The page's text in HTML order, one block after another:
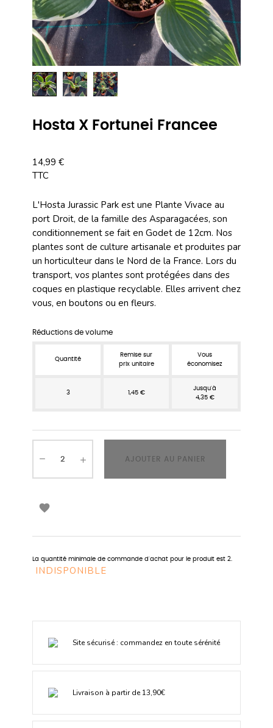
Hosta X Fortunei Francee
14,99 €
TTC
L'Hosta Jurassic Park est une Plante Vivace au
port Droit, de la famille des Asparagacées, son
conditionnement se fait en Godet de 12cm. Nos
plantes sont de culture artisanale et produites par
un horticulteur dans le Nord de la France. Lors du
transport, vos plantes sont protégées dans des
coques en plastique recyclable. Elles arrivent chez
vous, en boutons ou en fleurs.
Réductions de volume
Quantité
Remise sur
prix unitaire
Vous
économisez
3 1,45 €
Jusqu'à
4,35 €
AJOUTER AU PANIER

La quantité minimale de commande d'achat pour le produit est 2.
INDISPONIBLE
Site sécurisé : commandez en toute sérénité
Livraison à partir de 13,90€